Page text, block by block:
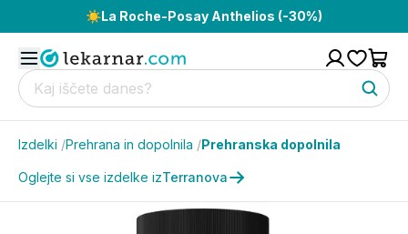
☀️La Roche-Posay Anthelios (-30%)
Izdelki /Prehrana in dopolnila /Prehranska dopolnila
Oglejte si vse izdelke izTerranova